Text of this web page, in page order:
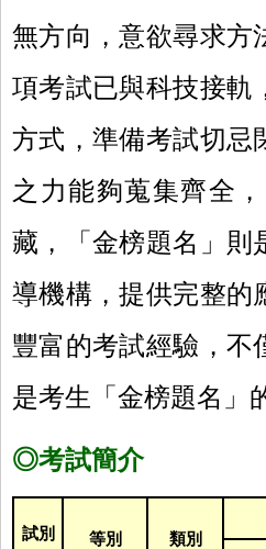
無方向，意欲尋求方
項考試已與科技接軌
方式，準備考試切忌
之力能夠蒐集齊全
藏，「金榜題名」則
導機構，提供完整的
豐富的考試經驗，不
是考生「金榜題名」
◎考試簡介
試別 等別
類別